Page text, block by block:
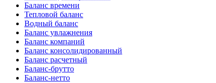
Баланс времени
Тепловой баланс
Водный баланс
Баланс увлажнения
Баланс компаний
Баланс консолидированный
Баланс расчетный
Баланс-брутто
Баланс-нетто